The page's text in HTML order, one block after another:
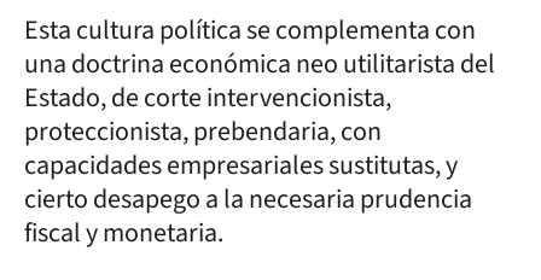
Esta cultura política se complementa con
una doctrina económica neo utilitarista del
Estado, de corte intervencionista,
proteccionista, prebendaria, con
capacidades empresariales sustitutas, y
cierto desapego a la necesaria prudencia
fiscal y monetaria.